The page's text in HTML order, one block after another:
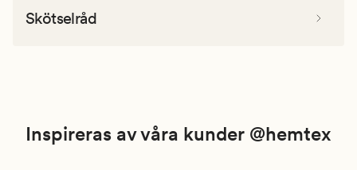
Skötselråd
Inspireras av våra kunder @hemtex